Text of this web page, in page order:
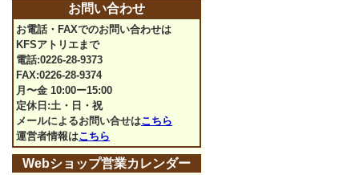
お問い合わせ
お電話・FAXでのお問い合わせは
KFSアトリエまで
電話:0226-28-9373
FAX:0226-28-9374
月〜金 10:00ー15:00
定休日:土・日・祝
メールによるお問い合せはこちら
運営者情報はこちら
Webショップ営業カレンダー